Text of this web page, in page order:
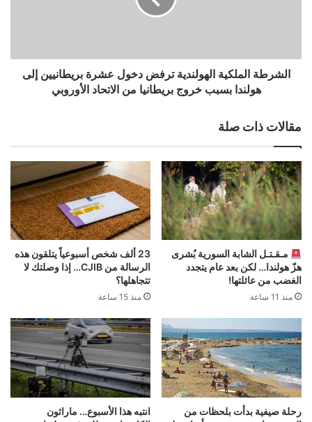
هولندا
بسبب
الاتحاد
الأوروبي
الشرطة الملكية الهولندية ترفض دخول عشرة بريطانيين إلى
هولندا بسبب خروج بريطانيا من الاتحاد الأوروبي
مقالات ذات صلة
مـقـتـل الشابة السورية بُشرى
هزّ هولندا… لكن بعد عام يتجدد
الغضب من عائلتها!
منذ 11 ساعة
23 ألف شخص أسبوعياً يتلقون هذه
الرسالة من CJIB… إذا وصلتك لا
تتجاهلها؟
منذ 15 ساعة
رحلة صيفية بدأت بلحظات من
انتبه هذا الأسبوع… ماراثون